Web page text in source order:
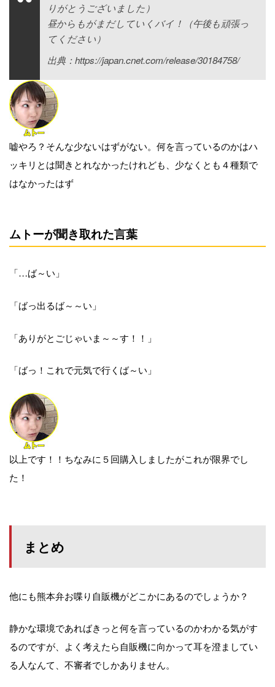
りがとうございました）
昼からもがまだしていくバイ！（午後も頑張っ
てください）
出典：https://japan.cnet.com/release/30184758/
嘘やろ？そんな少ないはずがない。何を言っているのかはハ
ッキリとは聞きとれなかったけれども、少なくとも４種類で
はなかったはず
ムトーが聞き取れた言葉
「…ば～い」
「ばっ出るば～～い」
「ありがとごじゃいま～～す！！」
「ばっ！これで元気で行くば～い」
以上です！！ちなみに５回購入しましたがこれが限界でし
た！
まとめ
他にも熊本弁お喋り自販機がどこかにあるのでしょうか？
静かな環境であればきっと何を言っているのかわかる気がす
るのですが、よく考えたら自販機に向かって耳を澄ましてい
る人なんて、不審者でしかありません。